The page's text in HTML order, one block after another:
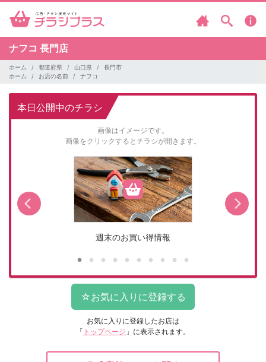
ナフコ 長門店
ホーム 都道府県 山口県
長門市
ホーム
お店の名前 ナフコ
本日公開中のチラシ
画像はイメージです。
画像をクリックするとチラシが開きます。
週末のお買い得情報
お気に入りに登録したお店は
「 トップページ 」に表示されます。